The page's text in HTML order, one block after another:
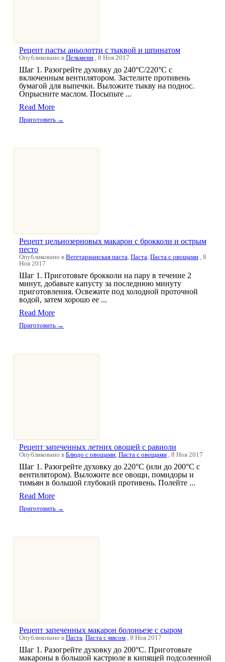
Рецепт пасты аньолотти с тыквой и шпинатом
Опубликовано в Пельмени , 8 Ноя 2017
Шаг 1. Разогрейте духовку до 240°С/220°С с
включенным вентилятором. Застелите противень
бумагой для выпечки. Выложите тыкву на поднос.
Опрысните маслом. Посыпьте ...
Read More
Приготовить →
Рецепт цельнозерновых макарон с брокколи и острым
песто
Опубликовано в Вегетарианская паста, Паста, Паста с овощами , 8
Ноя 2017
Шаг 1. Приготовьте брокколи на пару в течение 2
минут, добавьте капусту за последнюю минуту
приготовления. Освежите под холодной проточной
водой, затем хорошо ее ...
Read More
Приготовить →
Рецепт запеченных летних овощей с равиоли
Опубликовано в Блюдо с овощами, Паста с овощами , 8 Ноя 2017
Шаг 1. Разогрейте духовку до 220°С (или до 200°С с
вентилятором). Выложите все овощи, помидоры и
тимьян в большой глубокий противень. Полейте ...
Read More
Приготовить →
Рецепт запеченных макарон болоньезе с сыром
Опубликовано в Паста, Паста с мясом , 8 Ноя 2017
Шаг 1. Разогрейте духовку до 200°С. Приготовьте
макароны в большой кастрюле в кипящей подсоленной